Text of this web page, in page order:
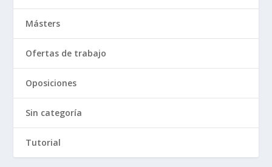
Másters
Ofertas de trabajo
Oposiciones
Sin categoría
Tutorial